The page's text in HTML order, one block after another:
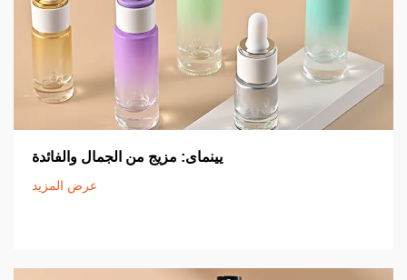
يينماى: مزيج من الجمال والفائدة
عرض المزيد